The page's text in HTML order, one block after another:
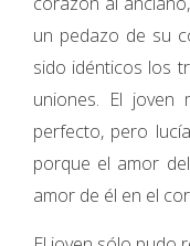
un pedazo de su
sido idénticos los
uniones. El
perfecto, pero
porque el amor
amor de él en el